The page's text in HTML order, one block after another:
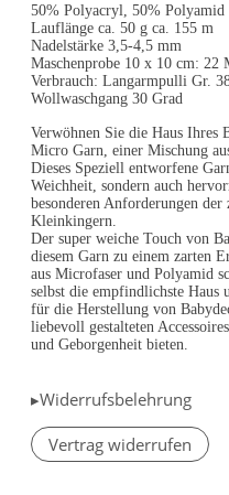
50% Polyacryl, 50% Polyamid
Lauflänge ca. 50 g ca. 155 m
Nadelstärke 3,5-4,5 mm
Maschenprobe 10 x 10 cm: 22
Verbrauch: Langarmpulli Gr.
Wollwaschgang 30 Grad
Verwöhnen Sie die Haus Ihres
Micro Garn, einer Mischung
Dieses Speziell entworfene
Weichheit, sondern auch
besonderen Anforderungen der
Kleinkingern.
Der super weiche Touch von
diesem Garn zu einem zarten
aus Microfaser und Polyamid
selbst die empfindlichste Haus
für die Herstellung von
liebevoll gestalteten
und Geborgenheit bieten.
▸Widerrufsbelehrung
Vertrag widerrufen